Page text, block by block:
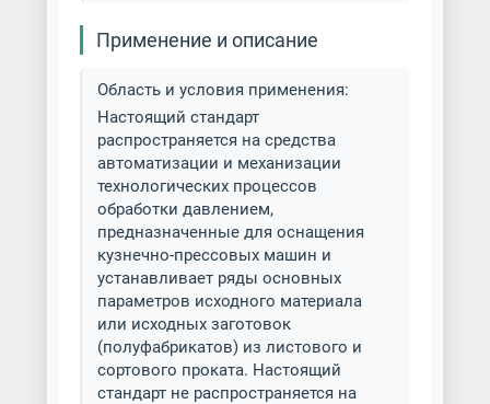
Применение и описание
Область и условия применения:
Настоящий стандарт
распространяется на средства
автоматизации и механизации
технологических процессов
обработки давлением,
предназначенные для оснащения
кузнечно-прессовых машин и
устанавливает ряды основных
параметров исходного материала
или исходных заготовок
(полуфабрикатов) из листового и
сортового проката. Настоящий
стандарт не распространяется на